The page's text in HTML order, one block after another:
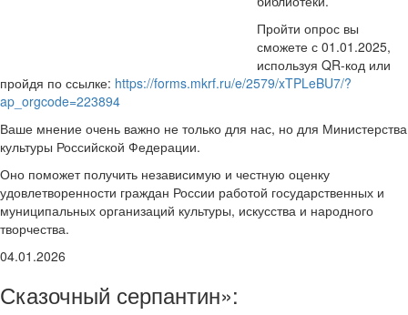
Пройти опрос вы
сможете с 01.01.2025,
используя QR-код или
пройдя по ссылке: https://forms.mkrf.ru/e/2579/xTPLeBU7/?
ap_orgcode=223894
Ваше мнение очень важно не только для нас, но для Министерства
культуры Российской Федерации.
Оно поможет получить независимую и честную оценку
удовлетворенности граждан России работой государственных и
муниципальных организаций культуры, искусства и народного
творчества.
04.01.2026
Сказочный серпантин»: